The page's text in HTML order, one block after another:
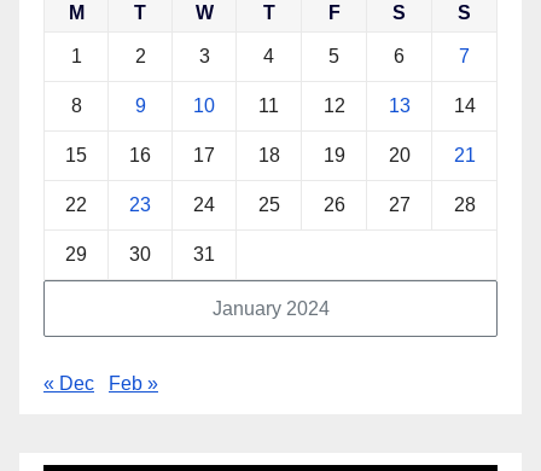
January 2024
M T W T F S S
1 2 3 4 5 6 7
8 9 10 11 12 13 14
15 16 17 18 19 20 21
22 23 24 25 26 27 28
29 30 31
« Dec Feb »